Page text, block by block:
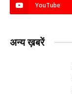
YouTube
अन्य ख़बरें